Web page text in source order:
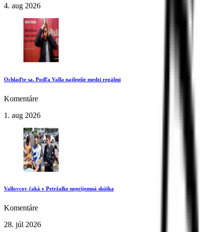
4. aug 2026
Ochlaďte sa. Podľa Valla najlepšie medzi regálmi
Komentáre
1. aug 2026
Vallovcov čaká v Petržalke nepríjemná skúška
Komentáre
28. júl 2026